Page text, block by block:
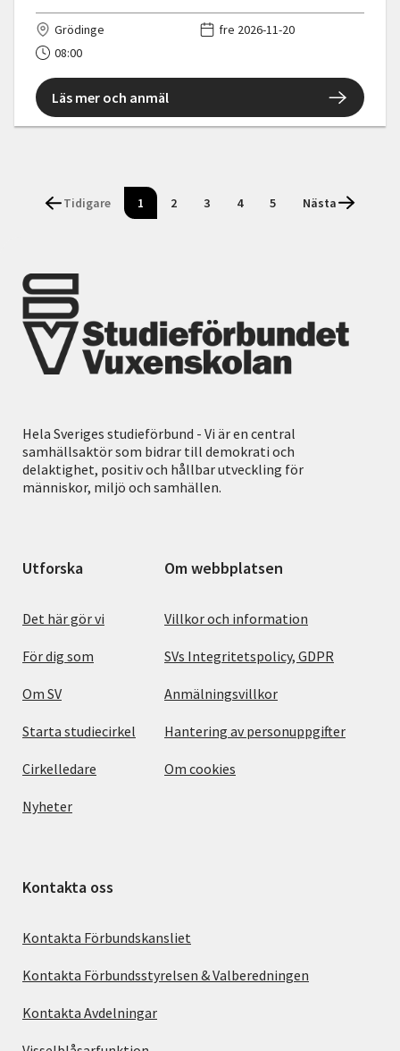
Grödinge
fre 2026-11-20
08:00
Läs mer och anmäl
Tidigare 1 2 3 4 5 Nästa
Hela Sveriges studieförbund - Vi är en central
samhällsaktör som bidrar till demokrati och
delaktighet, positiv och hållbar utveckling för
människor, miljö och samhällen.
Utforska
Det här gör vi
För dig som
Om SV
Starta studiecirkel
Cirkelledare
Nyheter
Om webbplatsen
Villkor och information
SVs Integritetspolicy, GDPR
Anmälningsvillkor
Hantering av personuppgifter
Om cookies
Kontakta oss
Kontakta Förbundskansliet
Kontakta Förbundsstyrelsen & Valberedningen
Kontakta Avdelningar